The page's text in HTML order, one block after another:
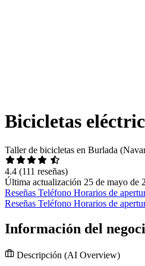
Bicicletas
Taller de bicicletas en Burlada
4.4 (111 reseñas)
Última actualización 25 de mayo de
Reseñas Teléfono Horarios de
Reseñas Teléfono Horarios de
Información del
Descripción (AI Overview)